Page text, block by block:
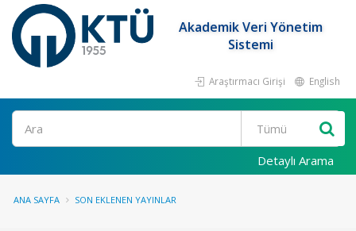
Akademik Veri Yönetim
Sistemi
Araştırmacı Girişi English
Ara
Detaylı Arama
ANA SAYFA SON EKLENEN YAYINLAR